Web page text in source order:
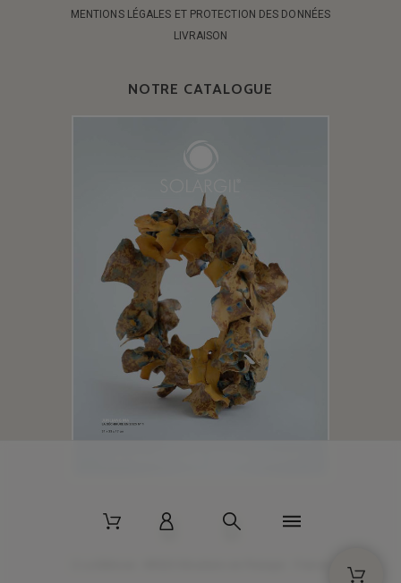
MENTIONS LÉGALES ET PROTECTION DES DONNÉES
LIVRAISON
NOTRE CATALOGUE